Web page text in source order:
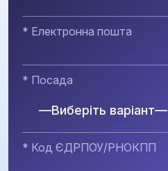
* Електронна пошта
* Посада
—Виберіть варіант—
* Код ЄДРПОУ/РНОКПП